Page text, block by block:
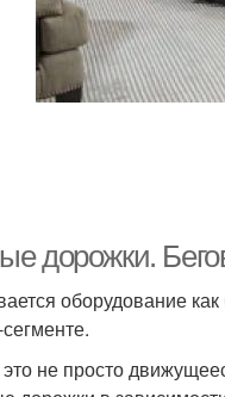
дорожки.
оборудование
не просто